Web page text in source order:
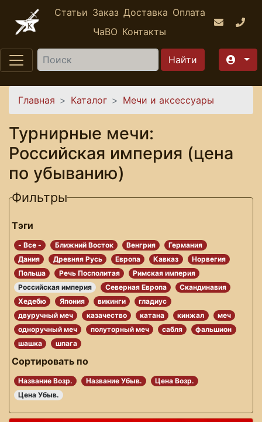
Перейти к основному содержанию
Статьи Заказ Доставка Оплата
ЧаВО Контакты
Найти
Вы здесь
Главная Каталог Мечи и аксессуары
Турнирные мечи:
Российская империя (цена
по убыванию)
Фильтры
Тэги
- Все - Ближний Восток Венгрия
Германия
Дания
Древняя Русь Европа Кавказ
Норвегия
Польша
Речь Посполитая
Римская империя
Российская империя
Северная Европа
Скандинавия
Хедебю
Япония викинги
гладиус
двуручный меч
казачество катана кинжал
меч
одноручный меч
полуторный меч сабля
фальшион
шашка
шпага
Сортировать по
Название Возр. Название Убыв.
Цена Возр.
Цена Убыв.